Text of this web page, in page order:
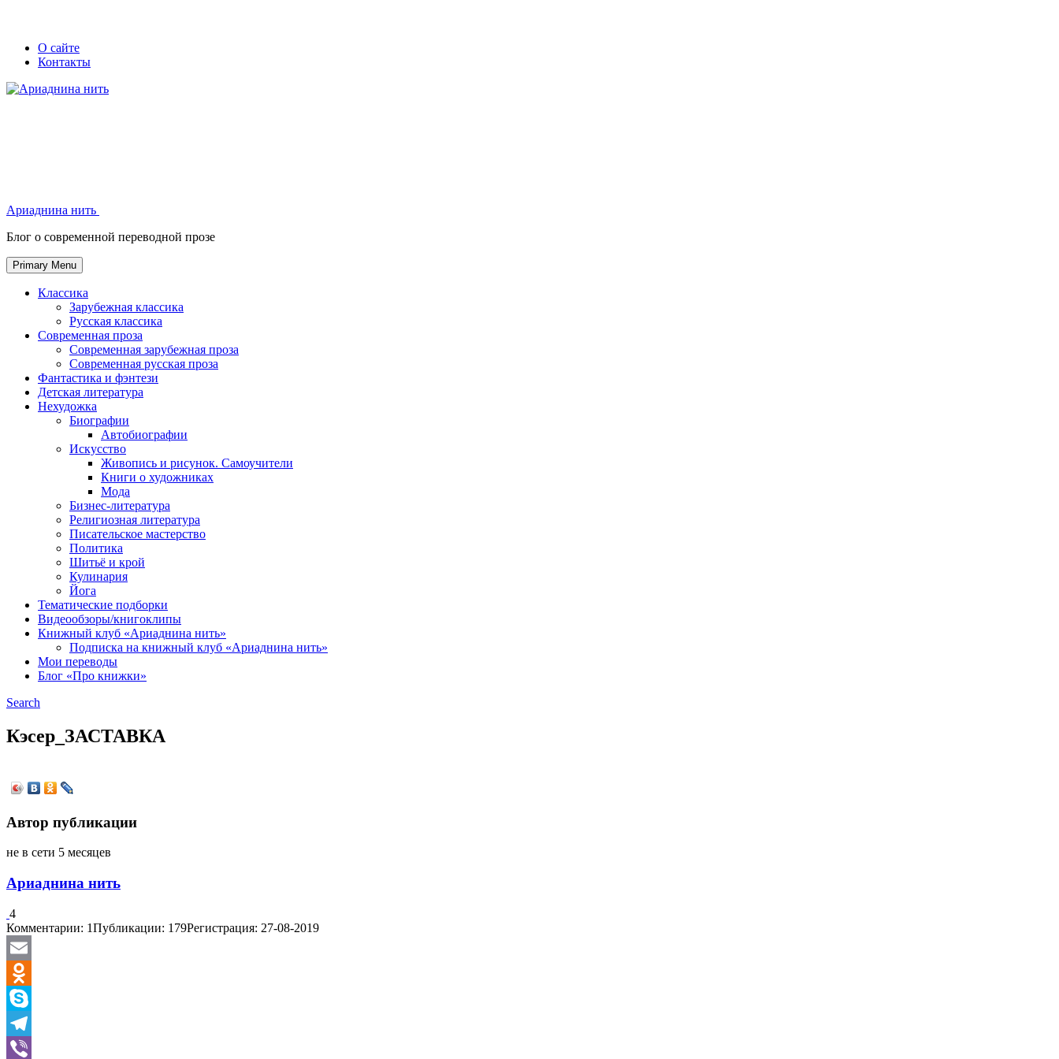
Skip
Secondary
left
navigation
Secondary
right
navigation
О сайте
Контакты
Ариаднина нить
Блог о современной переводной прозе
Primary Menu
Классика
Зарубежная классика
Русская классика
Современная проза
Современная зарубежная проза
Современная русская проза
Фантастика и фэнтези
Детская литература
Нехудожка
Биографии
Автобиографии
Искусство
Живопись и рисунок. Самоучители
Книги о художниках
Мода
Бизнес-литература
Религиозная литература
Писательское мастерство
Политика
Шитьё и крой
Кулинария
Йога
Тематические подборки
Видеообзоры/книгоклипы
Книжный клуб «Ариаднина нить»
Подписка на книжный клуб «Ариаднина нить»
Мои переводы
Блог «Про книжки»
Search
Кэсер_ЗАСТАВКА
Автор публикации
не в сети 5 месяцев
Ариаднина нить
4
Комментарии: 1Публикации: 179Регистрация: 27-08-2019
Email
Odnoklassniki
Skype
Telegram